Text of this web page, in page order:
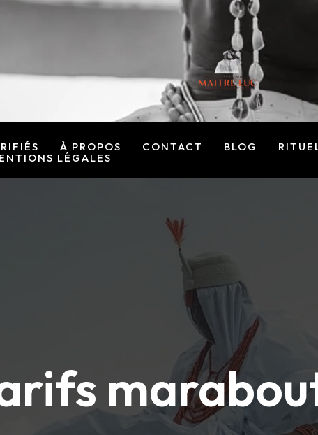
À PROPOS CONTACT BLOG
LÉGALES